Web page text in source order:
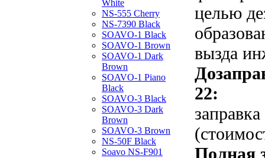
White
NS-555 Cherry
NS-7390 Black
SOAVO-1 Black
SOAVO-1 Brown
SOAVO-1 Dark
Brown
SOAVO-1 Piano
Black
SOAVO-3 Black
SOAVO-3 Dark
Brown
SOAVO-3 Brown
NS-50F Black
Soavo NS-F901
целью
вызда
22:
Полная